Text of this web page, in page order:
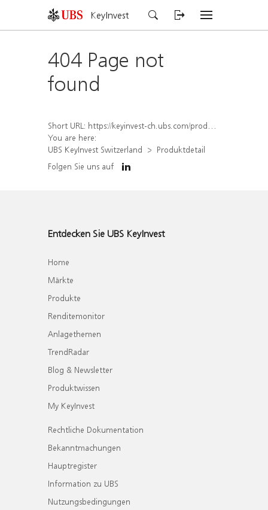
KeyInvest
404 Page not
found
Short URL: https://keyinvest-ch.ubs.com/produkt/detail/index/isin/CH1580426653
You are here:
UBS KeyInvest Switzerland
Produktdetail
Folgen Sie uns auf
Entdecken Sie UBS KeyInvest
Home
Märkte
Produkte
Renditemonitor
Anlagethemen
TrendRadar
Blog & Newsletter
Produktwissen
My KeyInvest
Rechtliche Dokumentation
Bekanntmachungen
Hauptregister
Information zu UBS
Nutzungsbedingungen